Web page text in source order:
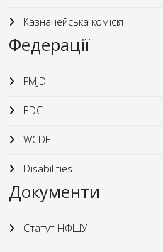
Казначейська комісія
Федерації
FMJD
EDC
WCDF
Disabilities
Документи
Статут НФШУ